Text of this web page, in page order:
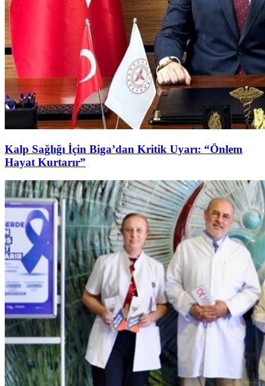
Kalp Sağlığı İçin Biga’dan Kritik Uyarı: “Önlem
Hayat Kurtarır”